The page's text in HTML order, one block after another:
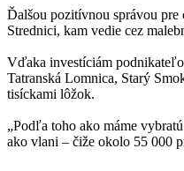
Ďalšou pozitívnou správou
Strednici, kam vedie cez
Vďaka investíciám
Tatranská Lomnica, Starý
tisíckami lôžok.
„Podľa toho ako máme
ako vlani – čiže okolo 55 000